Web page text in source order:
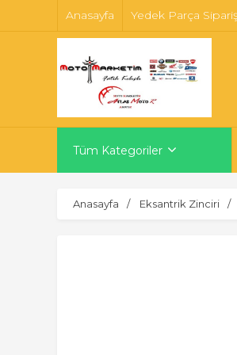
Anasayfa Yedek Parça
Tüm Kategoriler
Anasayfa Eksantrik Zinciri